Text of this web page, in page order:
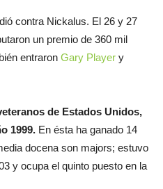
contra Nickalus. El 26 y 27
un premio de 360 mil
entraron Gary Player y
de Estados Unidos,
1999. En ésta ha ganado 14
docena son majors; estuvo
y ocupa el quinto puesto en la